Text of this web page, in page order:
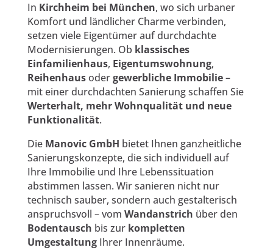
In Kirchheim bei München, wo sich urbaner
Komfort und ländlicher Charme verbinden,
setzen viele Eigentümer auf durchdachte
Modernisierungen. Ob klassisches
Einfamilienhaus, Eigentumswohnung,
Reihenhausodergewerbliche Immobilie–
mit einer durchdachten Sanierung schaffen Sie
Werterhalt, mehr Wohnqualität und neue
Funktionalität.
Die Manovic GmbH bietet Ihnen ganzheitliche
Sanierungskonzepte, die sich individuell auf
Ihre Immobilie und Ihre Lebenssituation
abstimmen lassen. Wir sanieren nicht nur
technisch sauber, sondern auch gestalterisch
anspruchsvoll – vom Wandanstrich über den
Bodentausch bis zur kompletten
UmgestaltungIhrer Innenräume.